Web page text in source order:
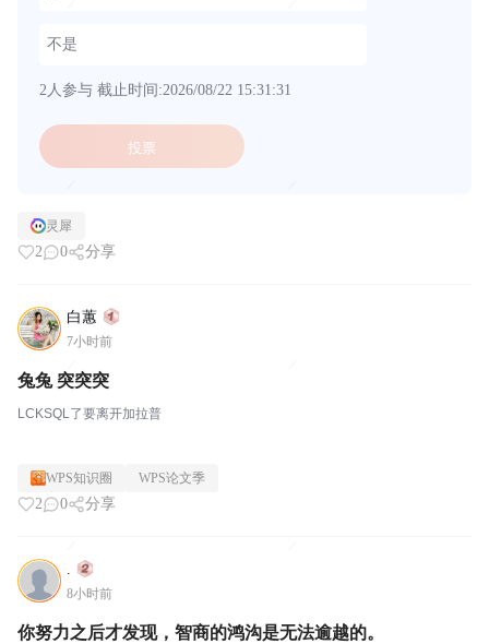
不是
2人参与 截止时间:2026/08/22 15:31:31
投票
灵犀
2 0 分享
白蕙
7小时前
兔兔 突突突
LCKSQL了要离开加拉普
WPS知识圈 WPS论文季
2 0 分享
8小时前
你努力之后才发现，智商的鸿沟是无法逾越的。